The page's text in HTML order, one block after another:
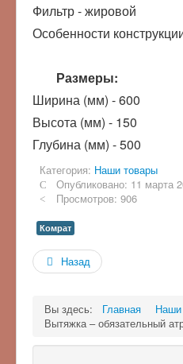
Фильтр - жировой
Особенности
Размеры:
Ширина (мм) - 600
Высота (мм) - 150
Глубина (мм) - 500
Категория: Наши товары
Опубликовано: 11 марта
Просмотров: 906
Комрат
Назад
Вы здесь: Главная
Наши
Вытяжка – обязательный